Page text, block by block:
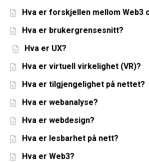
Hva er forskjellen mellom Web3
Hva er brukergrensesnitt?
Hva er UX?
Hva er virtuell virkelighet (VR)?
Hva er tilgjengelighet på nettet?
Hva er webanalyse?
Hva er webdesign?
Hva er lesbarhet på nett?
Hva er Web3?